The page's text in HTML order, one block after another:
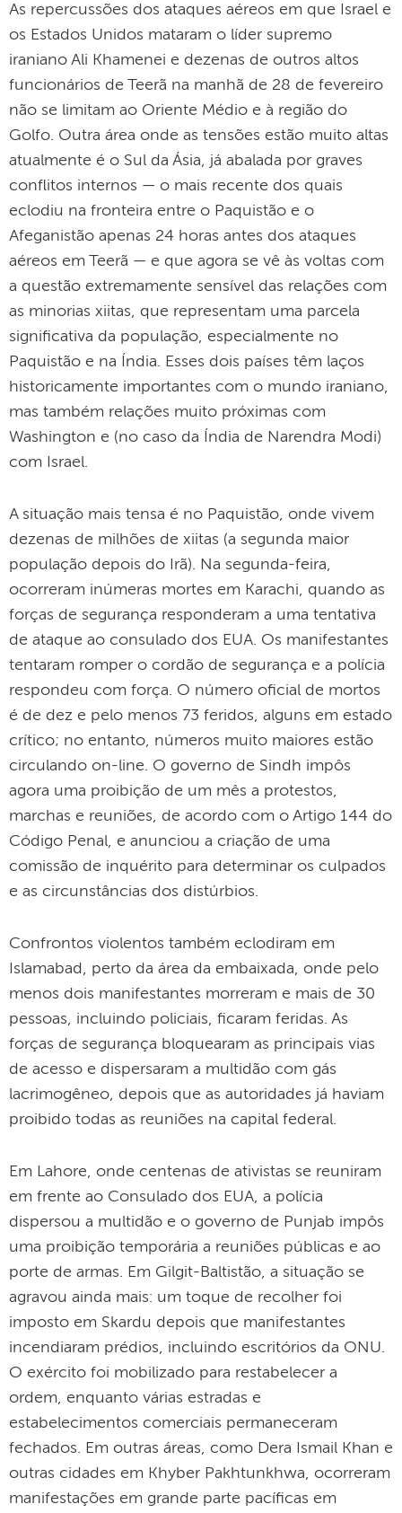
As repercussões dos ataques aéreos em que Israel e
os Estados Unidos mataram o líder supremo
iraniano Ali Khamenei e dezenas de outros altos
funcionários de Teerã na manhã de 28 de fevereiro
não se limitam ao Oriente Médio e à região do
Golfo. Outra área onde as tensões estão muito altas
atualmente é o Sul da Ásia, já abalada por graves
conflitos internos — o mais recente dos quais
eclodiu na fronteira entre o Paquistão e o
Afeganistão apenas 24 horas antes dos ataques
aéreos em Teerã — e que agora se vê às voltas com
a questão extremamente sensível das relações com
as minorias xiitas, que representam uma parcela
significativa da população, especialmente no
Paquistão e na Índia. Esses dois países têm laços
historicamente importantes com o mundo iraniano,
mas também relações muito próximas com
Washington e (no caso da Índia de Narendra Modi)
com Israel.
A situação mais tensa é no Paquistão, onde vivem
dezenas de milhões de xiitas (a segunda maior
população depois do Irã). Na segunda-feira,
ocorreram inúmeras mortes em Karachi, quando as
forças de segurança responderam a uma tentativa
de ataque ao consulado dos EUA. Os manifestantes
tentaram romper o cordão de segurança e a polícia
respondeu com força. O número oficial de mortos
é de dez e pelo menos 73 feridos, alguns em estado
crítico; no entanto, números muito maiores estão
circulando on-line. O governo de Sindh impôs
agora uma proibição de um mês a protestos,
marchas e reuniões, de acordo com o Artigo 144 do
Código Penal, e anunciou a criação de uma
comissão de inquérito para determinar os culpados
e as circunstâncias dos distúrbios.
Confrontos violentos também eclodiram em
Islamabad, perto da área da embaixada, onde pelo
menos dois manifestantes morreram e mais de 30
pessoas, incluindo policiais, ficaram feridas. As
forças de segurança bloquearam as principais vias
de acesso e dispersaram a multidão com gás
lacrimogêneo, depois que as autoridades já haviam
proibido todas as reuniões na capital federal.
Em Lahore, onde centenas de ativistas se reuniram
em frente ao Consulado dos EUA, a polícia
dispersou a multidão e o governo de Punjab impôs
uma proibição temporária a reuniões públicas e ao
porte de armas. Em Gilgit-Baltistão, a situação se
agravou ainda mais: um toque de recolher foi
imposto em Skardu depois que manifestantes
incendiaram prédios, incluindo escritórios da ONU.
O exército foi mobilizado para restabelecer a
ordem, enquanto várias estradas e
estabelecimentos comerciais permaneceram
fechados. Em outras áreas, como Dera Ismail Khan e
outras cidades em Khyber Pakhtunkhwa, ocorreram
manifestações em grande parte pacíficas em